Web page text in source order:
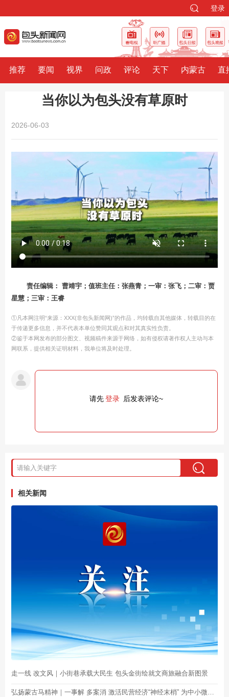
登录
推荐 要闻 视界 问政 评论 天下 内蒙古 直
当你以为包头没有草原时
2026-06-03
责任编辑： 曹靖宇；值班主任：张燕青；一审：张飞；二审：贾
星慧；三审：王睿
①凡本网注明“来源：XXX(非包头新闻网)”的作品，均转载自其他媒体，转载目的在
于传递更多信息，并不代表本单位赞同其观点和对其真实性负责。
②鉴于本网发布的部分图文、视频稿件来源于网络，如有侵权请著作权人主动与本
网联系，提供相关证明材料，我单位将及时处理。
请先登录 后发表评论~
相关新闻
走一线 改文风｜小街巷承载大民生 包头金街绘就文商旅融合新图景
弘扬蒙古马精神｜一事解 多案消 激活民营经济“神经末梢” 为中小微企业纾困解难